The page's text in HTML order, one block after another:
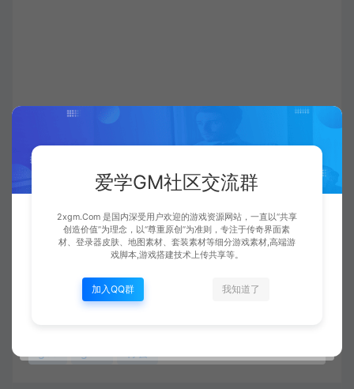
爱学GM资源社区 传奇亲测脚本
传奇行会捐献排行脚
https://www.2xgm.com/498.html
爱学GM社区交流群
2xgm.Com 是国内深受用户欢迎的游戏资源网站，一直以“共享
创造价值”为理念，以“尊重原创”为准则，专注于传奇界面素
材、登录器皮肤、地图素材、套装素材等细分游戏素材,高端游
戏脚本,游戏搭建技术上传共享等。
加入QQ群 我知道了